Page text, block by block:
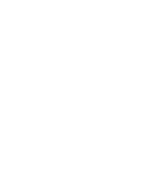
exkluzivně pro klienty se službou
na slunění s lehátky a slunečníky